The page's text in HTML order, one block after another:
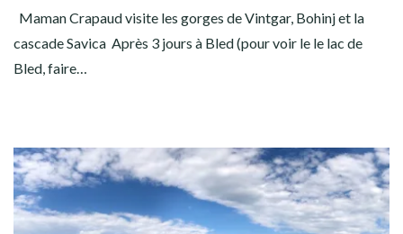
Maman Crapaud visite les gorges de Vintgar, Bohinj et la
cascade Savica Après 3 jours à Bled (pour voir le le lac de
Bled, faire…